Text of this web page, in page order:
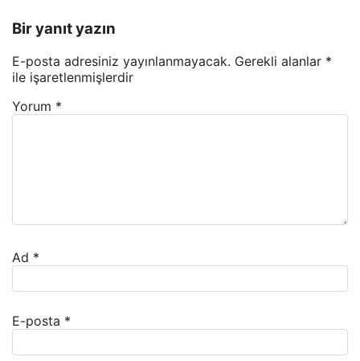
Bir yanıt yazın
E-posta adresiniz yayınlanmayacak. Gerekli alanlar *
ile işaretlenmişlerdir
Yorum *
Ad *
E-posta *